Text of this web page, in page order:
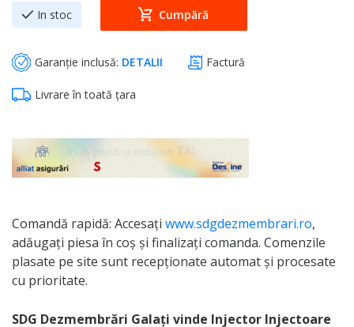
In stoc Cumpără
Garanție inclusă: DETALII Factură
Livrare în toată țara
Comandă rapidă: Accesați www.sdgdezmembrari.ro,
adăugați piesa în coș și finalizați comanda. Comenzile
plasate pe site sunt recepționate automat și procesate
cu prioritate.
SDG Dezmembrări Galați vinde Injector Injectoare